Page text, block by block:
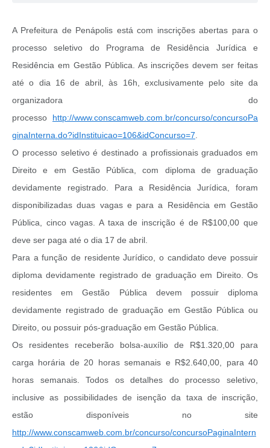
A Prefeitura de Penápolis está com inscrições abertas para o
processo seletivo do Programa de Residência Jurídica e
Residência em Gestão Pública. As inscrições devem ser feitas
até o dia 16 de abril, às 16h, exclusivamente pelo site da
organizadora do
processo http://www.conscamweb.com.br/concurso/concursoPa
ginaInterna.do?idInstituicao=106&idConcurso=7
O processo seletivo é destinado a profissionais graduados em
Direito e em Gestão Pública, com diploma de graduação
devidamente registrado. Para a Residência Jurídica, foram
disponibilizadas duas vagas e para a Residência em Gestão
Pública, cinco vagas. A taxa de inscrição é de R$100,00 que
deve ser paga até o dia 17 de abril.
Para a função de residente Jurídico, o candidato deve possuir
diploma devidamente registrado de graduação em Direito. Os
residentes em Gestão Pública devem possuir diploma
devidamente registrado de graduação em Gestão Pública ou
Direito, ou possuir pós-graduação em Gestão Pública.
Os residentes receberão bolsa-auxílio de R$1.320,00 para
carga horária de 20 horas semanais e R$2.640,00, para 40
horas semanais. Todos os detalhes do processo seletivo,
inclusive as possibilidades de isenção da taxa de inscrição,
estão disponíveis no site
http://www.conscamweb.com.br/concurso/concursoPaginaIntern